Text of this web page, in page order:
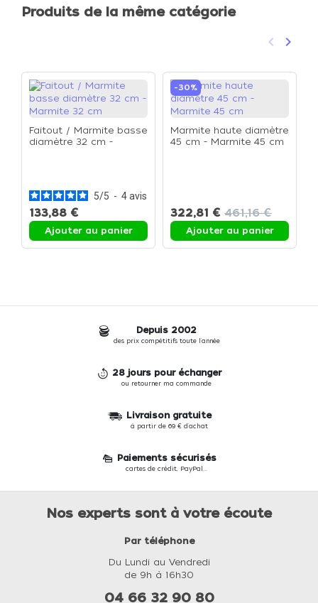
Produits de la même catégorie
Précédent
keyboard_arrow_left keyboard_arrow_right
Faitout / Marmite basse
diamètre 32 cm -
5/5 - 4avis
133,88 €
Ajouter au panier
-30%
Marmite haute diamètre
45 cm - Marmite 45 cm
322,81 € 461,16 €
Ajouter au panier
Depuis 2002
des prix compétitifs toute l'année
28 jours pour échanger
ou retourner ma commande
Livraison gratuite
à partir de 69 € d'achat
Paiements sécurisés
cartes de crédit, PayPal...
Nos experts sont à votre écoute
Par téléphone
Du Lundi au Vendredi
de 9h à 16h30
04 66 32 90 80